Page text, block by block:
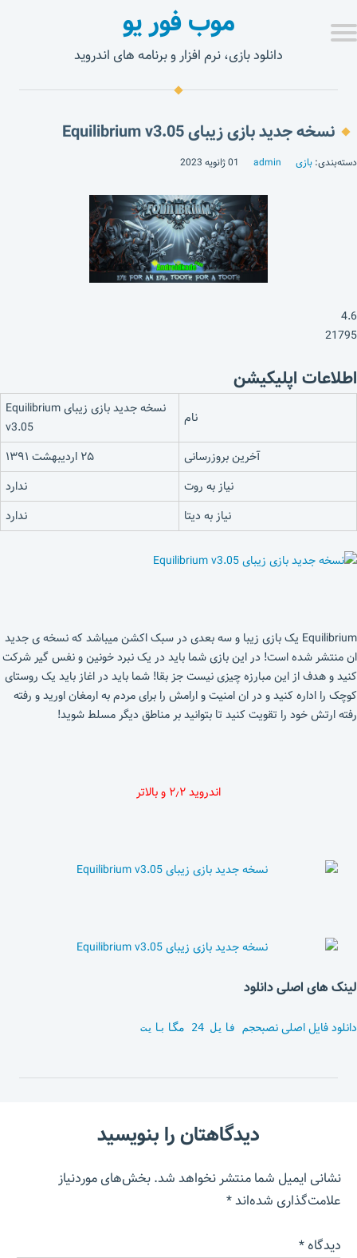
موب فور یو
دانلود بازی، نرم افزار و برنامه های اندروید
نسخه جدید بازی زیبای Equilibrium v3.05
دسته‌بندی: بازی admin 01 ژانویه 2023
4.6
21795
اطلاعات اپلیکیشن
نام
نسخه جدید بازی زیبای Equilibrium
v3.05
آخرین بروزرسانی
۲۵ اردیبهشت ۱۳۹۱
نیاز به روت
ندارد
نیاز به دیتا
ندارد
Equilibrium یک بازی زیبا و سه بعدی در سبک اکشن میباشد که نسخه ی جدید
ان منتشر شده است! در این بازی شما باید در یک نبرد خونین و نفس گیر شرکت
کنید و هدف از این مبارزه چیزی نیست جز بقا! شما باید در اغاز باید یک روستای
کوچک را اداره کنید و در ان امنیت و ارامش را برای مردم به ارمغان اورید و رفته
رفته ارتش خود را تقویت کنید تا بتوانید بر مناطق دیگر مسلط شوید!
اندروید ۲٫۲ و بالاتر
لینک های اصلی دانلود
دانلود فایل اصلی نصبحجم فایل 24 مگابایت
دیدگاهتان را بنویسید
نشانی ایمیل شما منتشر نخواهد شد.بخش‌های موردنیاز
علامت‌گذاری شده‌اند*
دیدگاه*